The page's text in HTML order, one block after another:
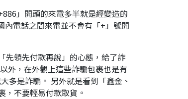
」開頭的來電多半就是經變造的
電話之間來電並不會有「+」號開
先領先付款再說」的心態，給了詐
外，在外觀上這些詐騙包裹也是有
多是詐騙。 另外就是看到「鑫金、
，不要輕易付款取貨。